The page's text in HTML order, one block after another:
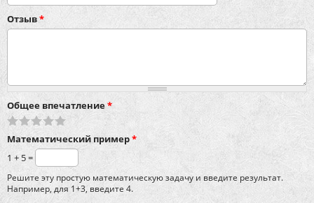
Отзыв*
Общее впечатление *
Математический пример*
1 + 5 =
Решите эту простую математическую задачу и введите результат.
Например, для 1+3, введите 4.